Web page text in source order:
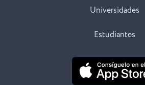
Universidades
Estudiantes